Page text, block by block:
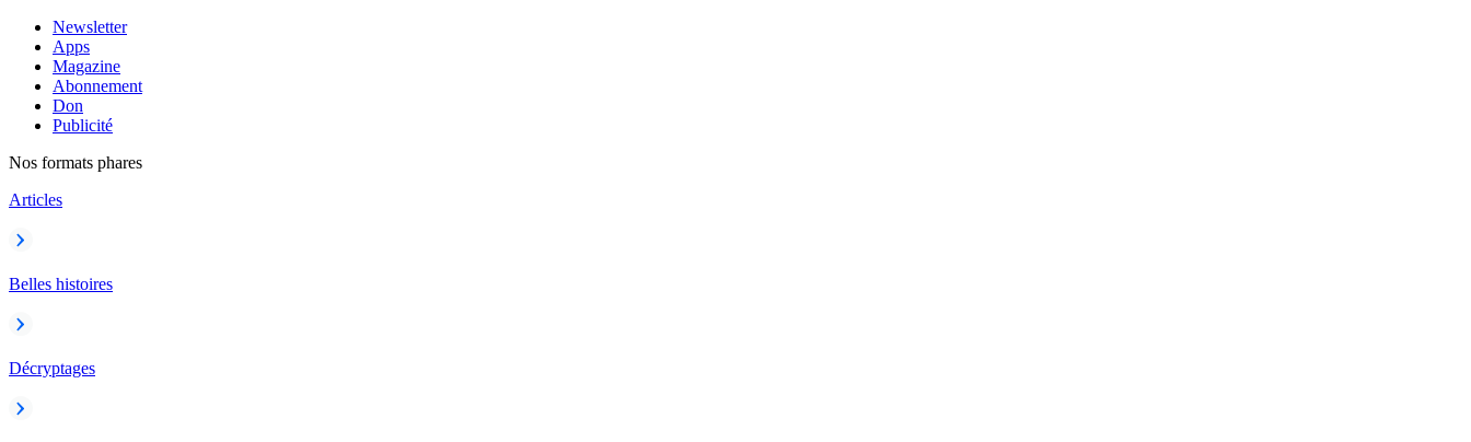
Newsletter
Apps
Magazine
Abonnement
Don
Publicité
Nos formats phares
Articles
Belles histoires
Décryptages